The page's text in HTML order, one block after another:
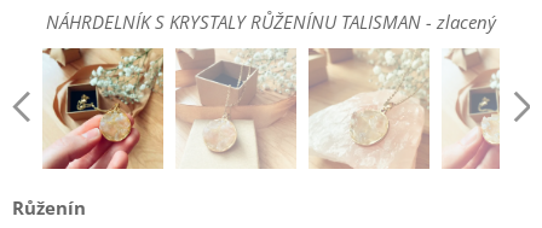
NÁHRDELNÍK S KRYSTALY RŮŽENÍNU TALISMAN - zlacený
NÁHRDELNÍK S KRYSTALY RŮŽENÍNU TALISMAN - zlacený
NÁHRDELNÍK S KRYSTALY RŮŽENÍNU TALISMAN - zlacený
NÁHRDELNÍK S KRYSTALY RŮŽENÍNU TALISMAN - zlacený
NÁHRDELNÍK S KRYSTALY RŮŽENÍNU TALISMAN - zlacený
Růženín